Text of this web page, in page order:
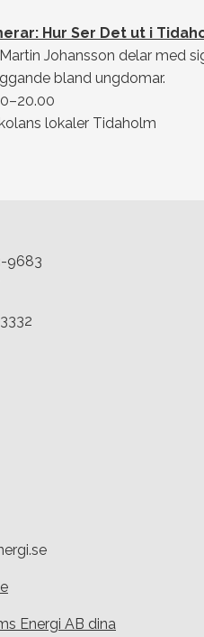
Hur Ser Det ut i
Johansson delar med
bland ungdomar.
lokaler Tidaholm
9683
Energi AB dina